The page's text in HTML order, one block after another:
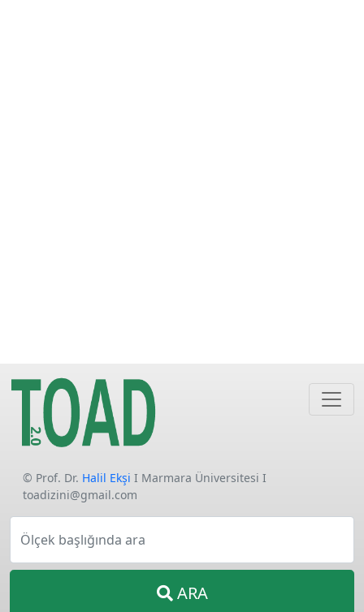
© Prof. Dr. Halil Ekşi I Marmara Üniversitesi I
toadizini@gmail.com
Ölçek başlığında ara
ARA